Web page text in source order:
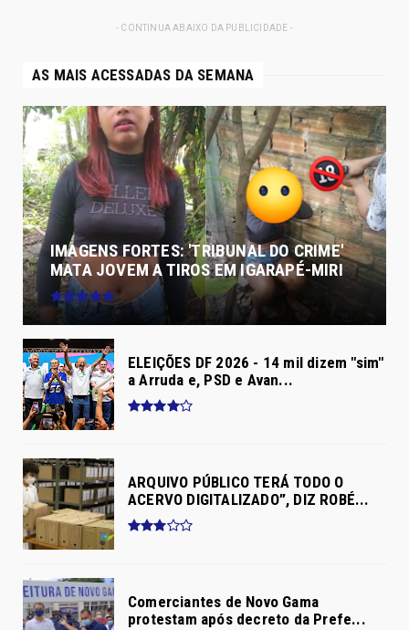
- CONTINUA ABAIXO DA PUBLICIDADE -
AS MAIS ACESSADAS DA SEMANA
IMAGENS FORTES: 'TRIBUNAL DO CRIME'
MATA JOVEM A TIROS EM IGARAPÉ-MIRI
ELEIÇÕES DF 2026 - 14 mil dizem "sim"
a Arruda e, PSD e Avan...
ARQUIVO PÚBLICO TERÁ TODO O
ACERVO DIGITALIZADO”, DIZ ROBÉ...
Comerciantes de Novo Gama
protestam após decreto da Prefe...